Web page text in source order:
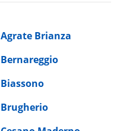
Agrate Brianza
Bernareggio
Biassono
Brugherio